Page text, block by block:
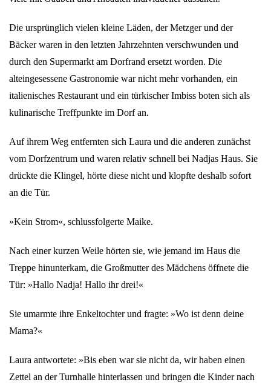
Die ursprünglich vielen kleine Läden, der Metzger und der
Bäcker waren in den letzten Jahrzehnten verschwunden und
durch den Supermarkt am Dorfrand ersetzt worden. Die
alteingesessene Gastronomie war nicht mehr vorhanden, ein
italienisches Restaurant und ein türkischer Imbiss boten sich als
kulinarische Treffpunkte im Dorf an.
Auf ihrem Weg entfernten sich Laura und die anderen zunächst
vom Dorfzentrum und waren relativ schnell bei Nadjas Haus. Sie
drückte die Klingel, hörte diese nicht und klopfte deshalb sofort
an die Tür.
»Kein Strom«, schlussfolgerte Maike.
Nach einer kurzen Weile hörten sie, wie jemand im Haus die
Treppe hinunterkam, die Großmutter des Mädchens öffnete die
Tür: »Hallo Nadja! Hallo ihr drei!«
Sie umarmte ihre Enkeltochter und fragte: »Wo ist denn deine
Mama?«
Laura antwortete: »Bis eben war sie nicht da, wir haben einen
Zettel an der Turnhalle hinterlassen und bringen die Kinder nach